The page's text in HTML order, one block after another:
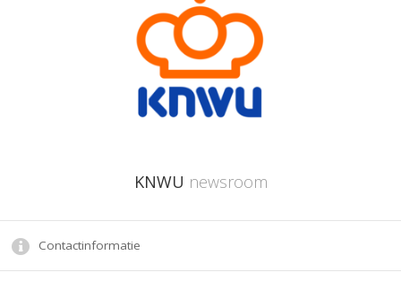
KNWU newsroom
Contactinformatie